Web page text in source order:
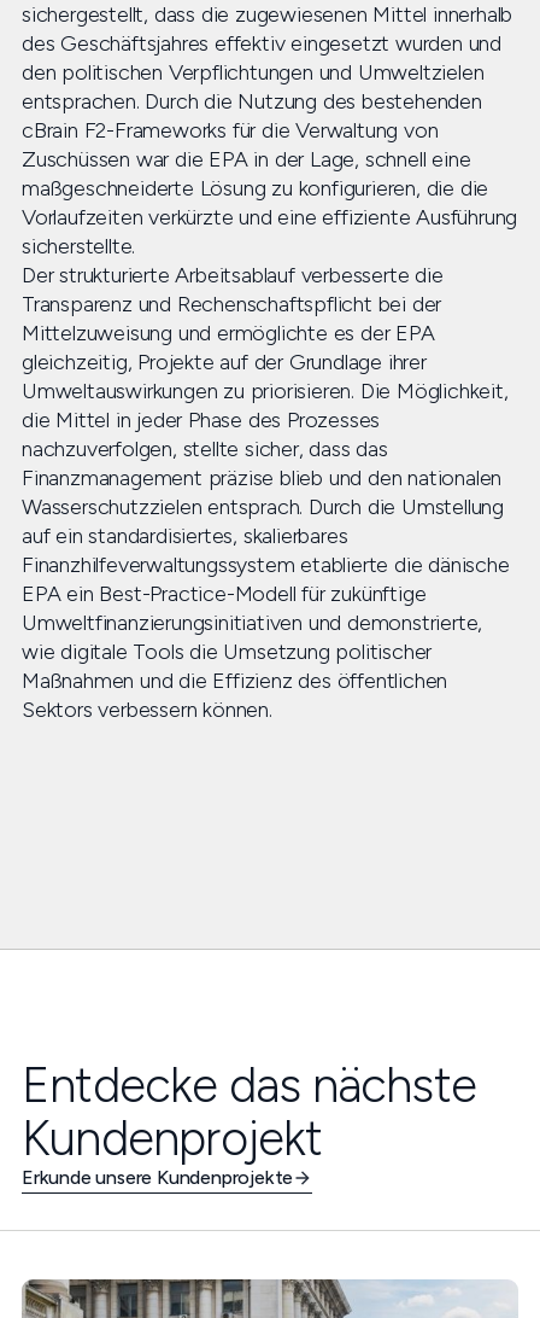
sichergestellt, dass die zugewiesenen Mittel innerhalb
des Geschäftsjahres effektiv eingesetzt wurden und
den politischen Verpflichtungen und Umweltzielen
entsprachen. Durch die Nutzung des bestehenden
cBrain F2-Frameworks für die Verwaltung von
Zuschüssen war die EPA in der Lage, schnell eine
maßgeschneiderte Lösung zu konfigurieren, die die
Vorlaufzeiten verkürzte und eine effiziente Ausführung
sicherstellte.
Der strukturierte Arbeitsablauf verbesserte die
Transparenz und Rechenschaftspflicht bei der
Mittelzuweisung und ermöglichte es der EPA
gleichzeitig, Projekte auf der Grundlage ihrer
Umweltauswirkungen zu priorisieren. Die Möglichkeit,
die Mittel in jeder Phase des Prozesses
nachzuverfolgen, stellte sicher, dass das
Finanzmanagement präzise blieb und den nationalen
Wasserschutzzielen entsprach. Durch die Umstellung
auf ein standardisiertes, skalierbares
Finanzhilfeverwaltungssystem etablierte die dänische
EPA ein Best-Practice-Modell für zukünftige
Umweltfinanzierungsinitiativen und demonstrierte,
wie digitale Tools die Umsetzung politischer
Maßnahmen und die Effizienz des öffentlichen
Sektors verbessern können.
Entdecke das nächste
Kundenprojekt
Erkunde unsere Kundenprojekte